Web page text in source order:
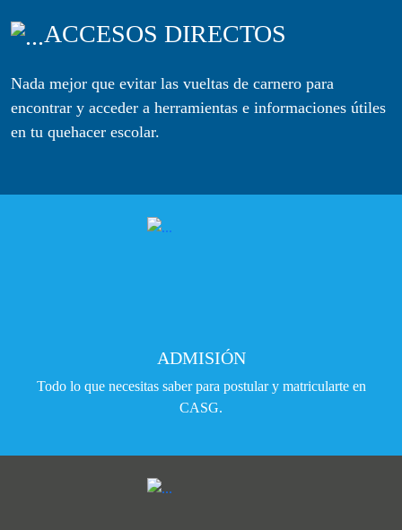
ACCESOS DIRECTOS
Nada mejor que evitar las vueltas de carnero para
encontrar y acceder a herramientas e informaciones útiles
en tu quehacer escolar.
ADMISIÓN
Todo lo que necesitas saber para postular y matricularte en
CASG.